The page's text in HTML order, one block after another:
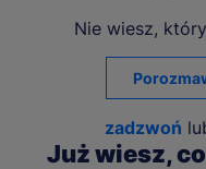
Nie wiesz,
zadzwoń
Już wiesz,